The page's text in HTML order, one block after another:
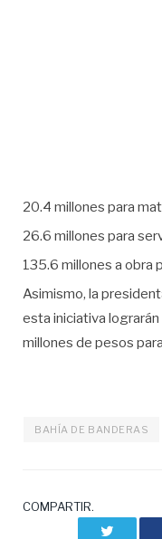
20.4 millones para
26.6 millones para
135.6 millones a obra
Asimismo, la
esta iniciativa
millones de pesos
BAHÍA DE BANDERAS
COMPARTIR.